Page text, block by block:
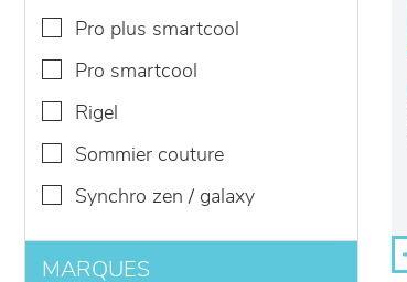
pro plus smartcool
pro smartcool
rigel
sommier couture
synchro zen / galaxy
MARQUES